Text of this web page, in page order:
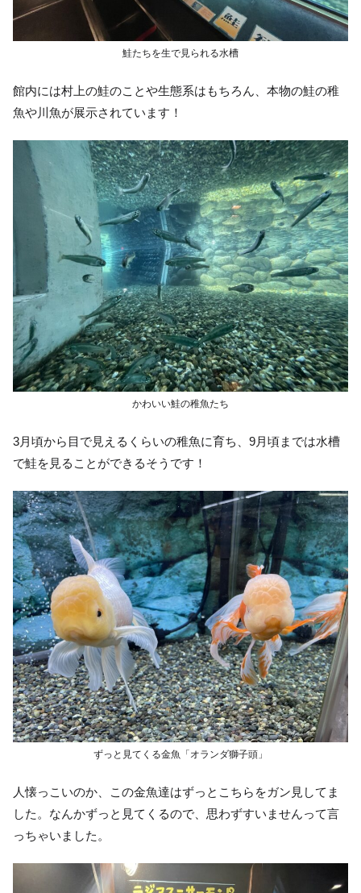
鮭たちを生で見られる水槽
館内には村上の鮭のことや生態系はもちろん、本物の鮭の稚
魚や川魚が展示されています！
かわいい鮭の稚魚たち
3月頃から目で見えるくらいの稚魚に育ち、9月頃までは水槽
で鮭を見ることができるそうです！
ずっと見てくる金魚「オランダ獅子頭」
人懐っこいのか、この金魚達はずっとこちらをガン見してま
した。なんかずっと見てくるので、思わずすいませんって言
っちゃいました。